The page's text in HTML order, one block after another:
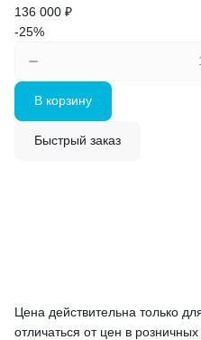
136 000 ₽
-25%
В корзину
Быстрый заказ
Цена действительна только
отличаться от цен в